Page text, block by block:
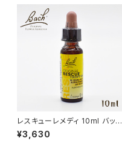
レスキューレメディ 10ml バッチ
フラワーレメディ Bach FLOWE
R REMEDIES［お取寄せ］
¥3,630